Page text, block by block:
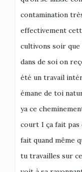
contamination
effectivement
cultivons soir
dans de soi on
été un travail
émane de toi
ya ce
court 1 ça fait pas
fait quand même
tu travailles sur